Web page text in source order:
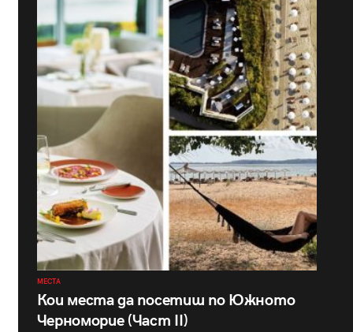
МЕСТА
Кои места да посетиш по Южното
Черноморие (Част II)